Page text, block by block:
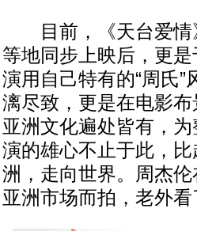
目前，《天台爱情
等地同步上映后，更
演用自己特有的“周氏
漓尽致，更是在电影
亚洲文化遍处皆有，
演的雄心不止于此，
洲，走向世界。周杰
亚洲市场而拍，老外